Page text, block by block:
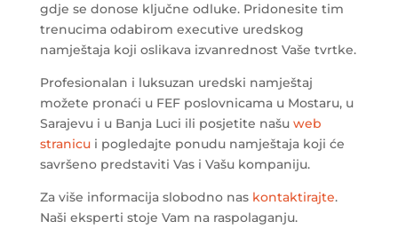
gdje se donose ključne odluke. Pridonesite tim
trenucima odabirom executive uredskog
namještaja koji oslikava izvanrednost Vaše tvrtke.
Profesionalan i luksuzan uredski namještaj
možete pronaći u FEF poslovnicama u Mostaru, u
Sarajevu i u Banja Luci ili posjetite našuweb
stranicui pogledajte ponudu namještaja koji će
savršeno predstaviti Vas i Vašu kompaniju.
Za više informacija slobodno naskontaktirajte.
Naši eksperti stoje Vam na raspolaganju.